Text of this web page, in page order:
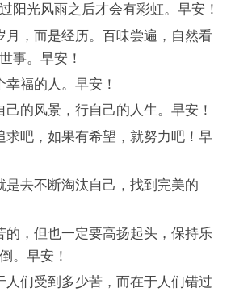
阳光风雨之后才会有彩虹。早安！
月，而是经历。百味尝遍，自然看
事。早安！
福的人。早安！
的风景，行自己的人生。早安！
求吧，如果有希望，就努力吧！早
是去不断淘汰自己，找到完美的
的，但也一定要高扬起头，保持乐
。早安！
人们受到多少苦，而在于人们错过